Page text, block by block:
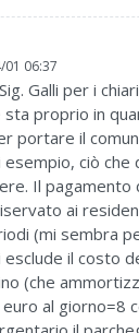
06:37
Galli per i
proprio in
portare il
ciò che
Il pagamento
ai
(mi sembra
il costo
(che
al giorno=8